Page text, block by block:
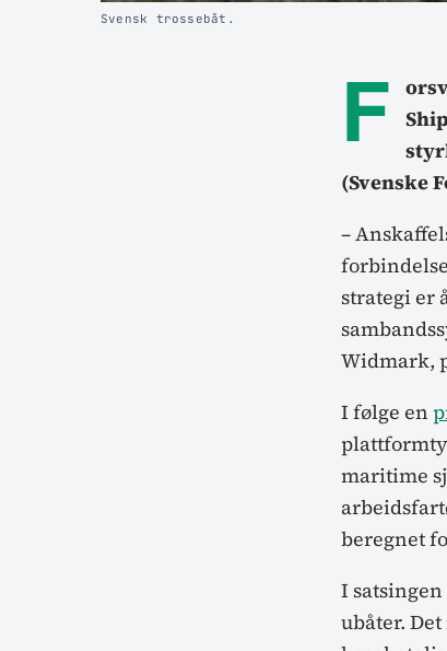
Svensk trossebåt.
F
(Svenske
–
strategi er
Widmark,
I følge en
maritime
beregnet
I
ubåter.